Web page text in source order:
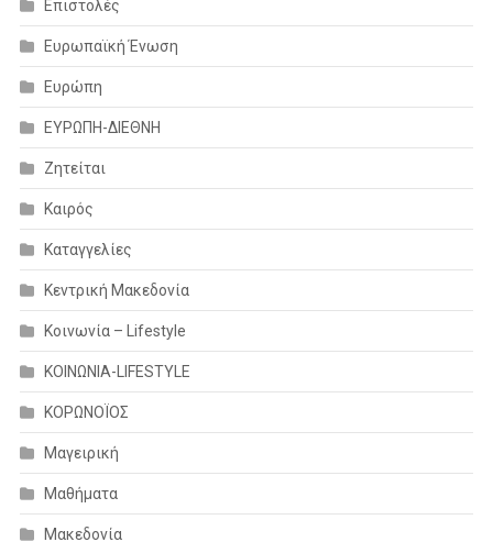
Επιστολές
Ευρωπαϊκή Ένωση
Ευρώπη
ΕΥΡΩΠΗ-ΔΙΕΘΝΗ
Ζητείται
Καιρός
Καταγγελίες
Κεντρική Μακεδονία
Κοινωνία – Lifestyle
ΚΟΙΝΩΝΙΑ-LIFESTYLE
ΚΟΡΩΝΟΪΟΣ
Μαγειρική
Μαθήματα
Μακεδονία